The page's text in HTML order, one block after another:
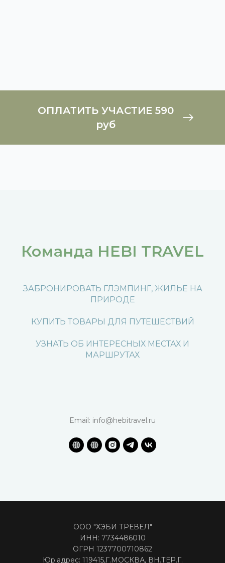
ОПЛАТИТЬ УЧАСТИЕ 590
руб
Команда HEBI TRAVEL
ЗАБРОНИРОВАТЬ ГЛЭМПИНГ, ЖИЛЬЕ НА
ПРИРОДЕ
КУПИТЬ ТОВАРЫ ДЛЯ ПУТЕШЕСТВИЙ
УЗНАТЬ ОБ ИНТЕРЕСНЫХ МЕСТАХ И
МАРШРУТАХ
Email: info@hebitravel.ru
ООО "ХЭБИ ТРЕВЕЛ"
ИНН: 7734486010
ОГРН 1237700710862
Юр.адрес: 119415,Г.МОСКВА, ВН.ТЕР.Г.